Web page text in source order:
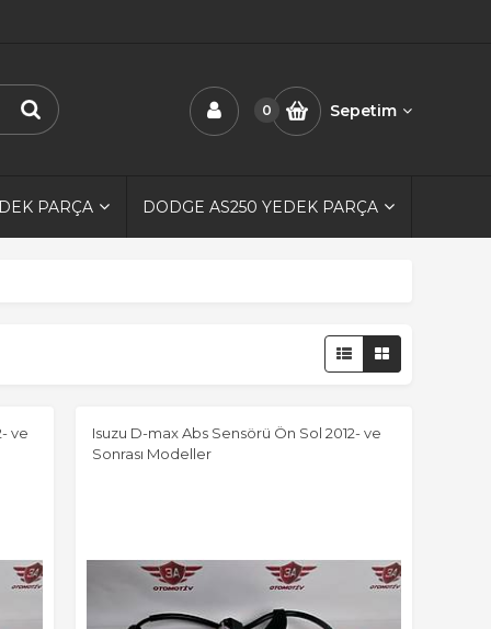
0 Sepetim
PARÇA DODGE AS250 YEDEK PARÇA
ve
Isuzu D-max Abs Sensörü Ön Sol 2012- ve
Sonrası Modeller